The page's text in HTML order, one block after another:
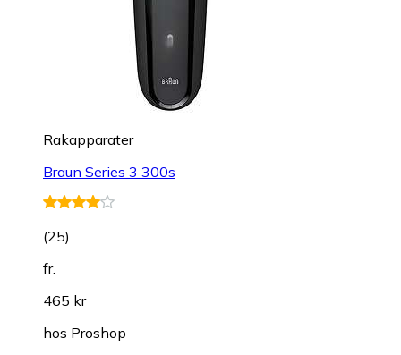
Rakapparater
Braun Series 3 300s
(25)
fr.
465 kr
hos Proshop